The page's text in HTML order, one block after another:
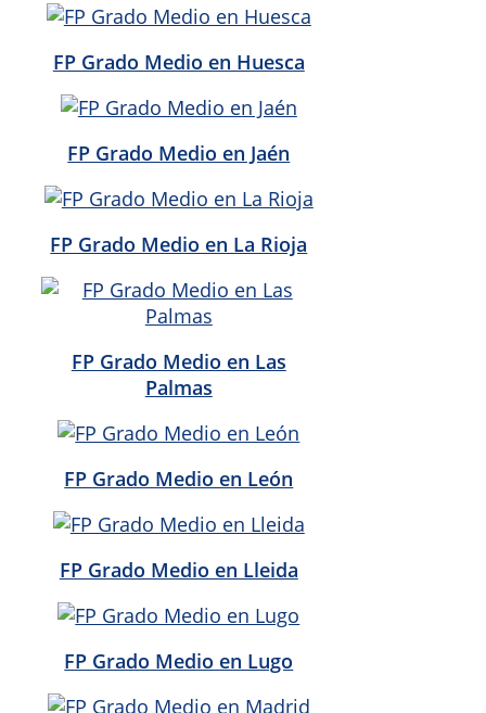
FP Grado Medio en Huesca
FP Grado Medio en Jaén
FP Grado Medio en La Rioja
FP Grado Medio en Las
Palmas
FP Grado Medio en León
FP Grado Medio en Lleida
FP Grado Medio en Lugo